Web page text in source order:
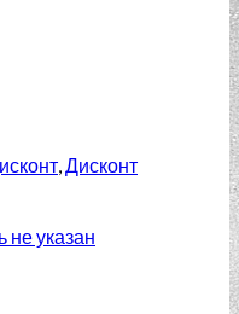
,Дисконт
не указан